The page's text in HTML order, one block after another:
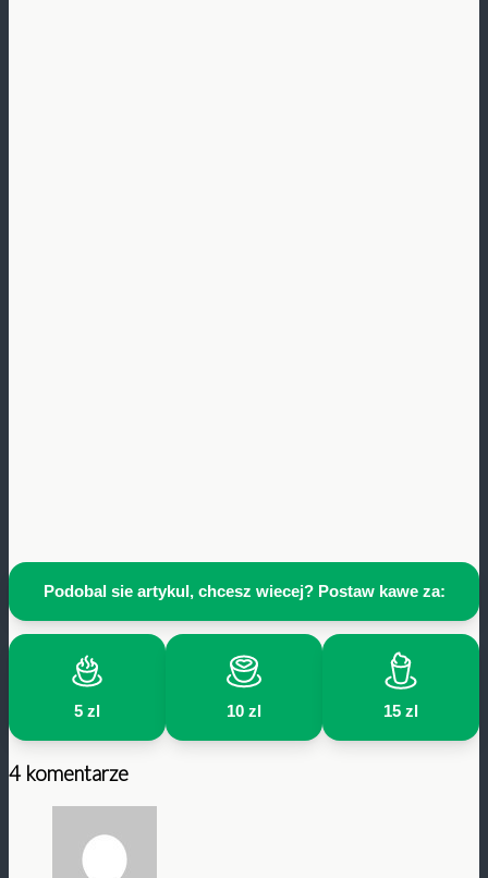
Podobal sie artykul, chcesz wiecej? Postaw kawe za:
5 zl 10 zl 15 zl
4 komentarze